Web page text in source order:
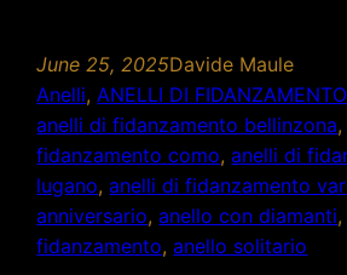
June 25, 2025Davide Maule
Anelli, ANELLI DI FIDANZAMENTO
anelli di fidanzamento bellinzona
fidanzamento como, anelli di
lugano, anelli di fidanzamento
anniversario, anello con diamanti
fidanzamento, anello solitario